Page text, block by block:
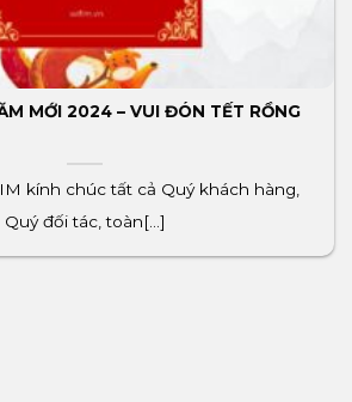
MỚI 2024 – VUI ĐÓN TẾT RỒNG
kính chúc tất cả Quý khách hàng,
Quý đối tác, toàn[...]